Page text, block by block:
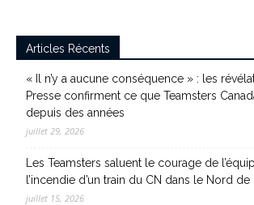
Articles Récents
« Il n’y a aucune conséquence » : les
Presse confirment ce que Teamsters
depuis des années
juillet 29, 2026
Les Teamsters saluent le courage de
l’incendie d’un train du CN dans le Nord de
juillet 15, 2026